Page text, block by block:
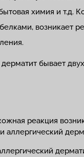
химия и т.д.
возникает
бывает
реакция
аллергический